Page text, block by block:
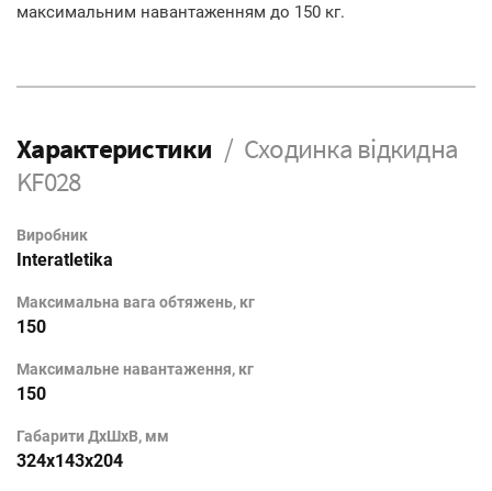
максимальним навантаженням до 150 кг.
Характеристики
Сходинка відкидна
KF028
Виробник
Interatletika
Максимальна вага обтяжень, кг
150
Максимальне навантаження, кг
150
Габарити ДхШхВ, мм
324х143х204